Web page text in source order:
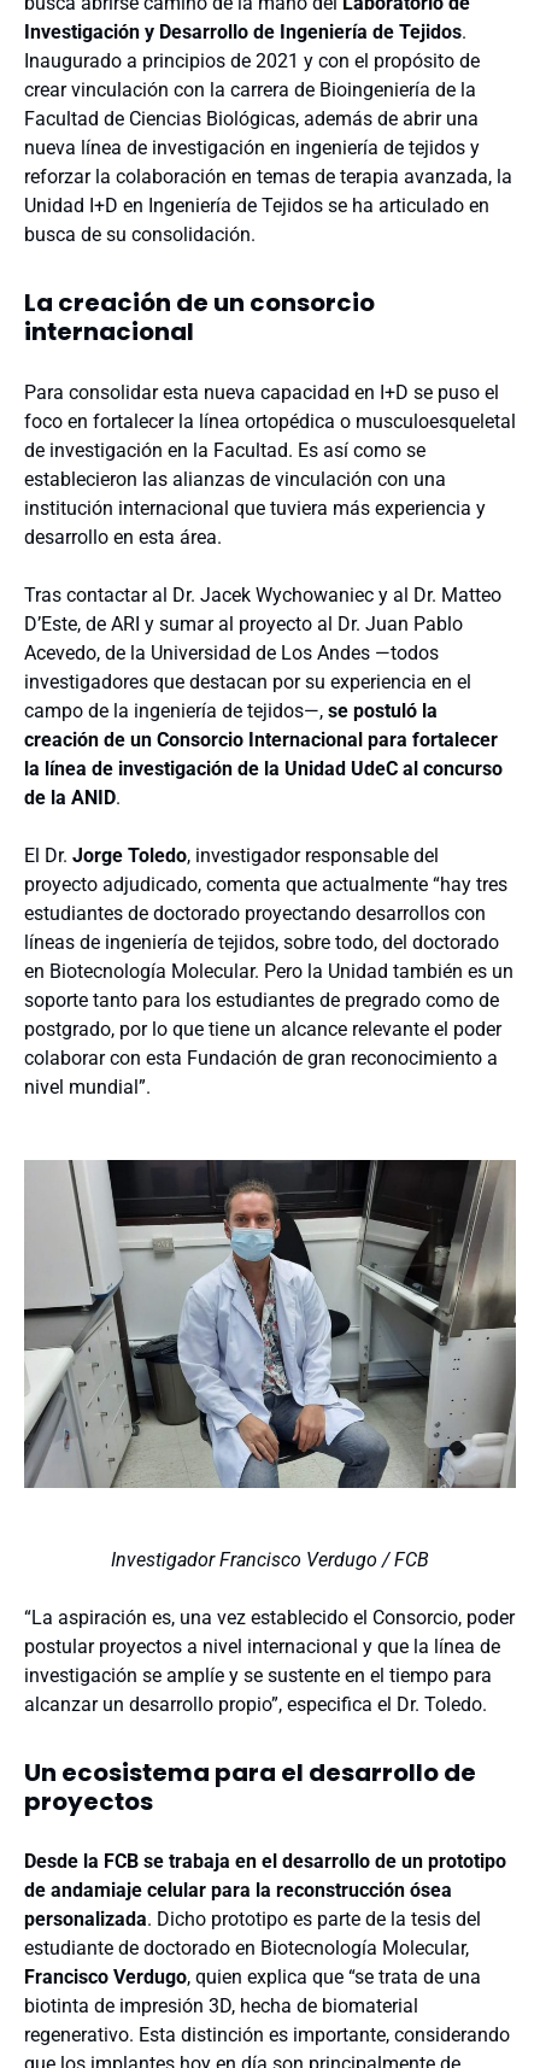
Investigación y Desarrollo de Ingeniería de Tejidos.
Inaugurado a principios de 2021 y con el propósito de
crear vinculación con la carrera de Bioingeniería de la
Facultad de Ciencias Biológicas, además de abrir una
nueva línea de investigación en ingeniería de tejidos y
reforzar la colaboración en temas de terapia avanzada, la
Unidad I+D en Ingeniería de Tejidos se ha articulado en
busca de su consolidación.
La creación de un consorcio
internacional
Para consolidar esta nueva capacidad en I+D se puso el
foco en fortalecer la línea ortopédica o musculoesqueletal
de investigación en la Facultad. Es así como se
establecieron las alianzas de vinculación con una
institución internacional que tuviera más experiencia y
desarrollo en esta área.
Tras contactar al Dr. Jacek Wychowaniec y al Dr. Matteo
D’Este, de ARI y sumar al proyecto al Dr. Juan Pablo
Acevedo, de la Universidad de Los Andes —todos
investigadores que destacan por su experiencia en el
campo de la ingeniería de tejidos—, se postuló la
creación de un Consorcio Internacional para fortalecer
la línea de investigación de la Unidad UdeC al concurso
de la ANID.
El Dr. Jorge Toledo, investigador responsable del
proyecto adjudicado, comenta que actualmente “hay tres
estudiantes de doctorado proyectando desarrollos con
líneas de ingeniería de tejidos, sobre todo, del doctorado
en Biotecnología Molecular. Pero la Unidad también es un
soporte tanto para los estudiantes de pregrado como de
postgrado, por lo que tiene un alcance relevante el poder
colaborar con esta Fundación de gran reconocimiento a
nivel mundial”.
Investigador Francisco Verdugo / FCB
“La aspiración es, una vez establecido el Consorcio, poder
postular proyectos a nivel internacional y que la línea de
investigación se amplíe y se sustente en el tiempo para
alcanzar un desarrollo propio”, especifica el Dr. Toledo.
Un ecosistema para el desarrollo de
proyectos
Desde la FCB se trabaja en el desarrollo de un prototipo
de andamiaje celular para la reconstrucción ósea
personalizada. Dicho prototipo es parte de la tesis del
estudiante de doctorado en Biotecnología Molecular,
Francisco Verdugo, quien explica que “se trata de una
biotinta de impresión 3D, hecha de biomaterial
regenerativo. Esta distinción es importante, considerando